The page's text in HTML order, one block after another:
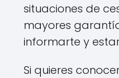
situaciones de
mayores
informarte y
Si quieres